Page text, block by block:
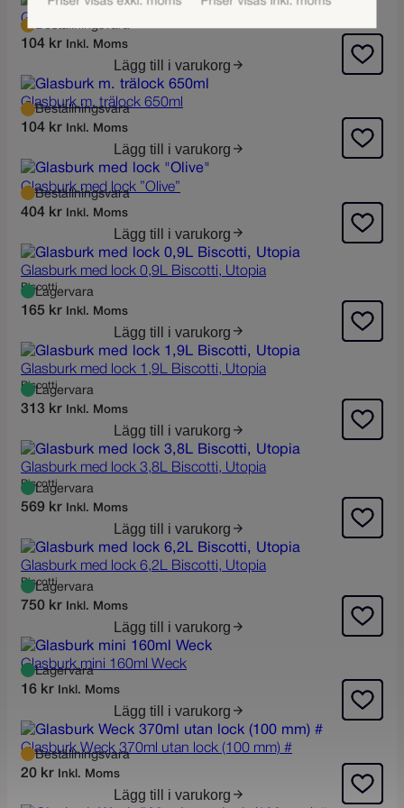
Glasburk m. trälock 500ml
Beställningsvara
104 kr Inkl. Moms
Lägg till i varukorg
Glasburk m. trälock 650ml
Beställningsvara
104 kr Inkl. Moms
Lägg till i varukorg
Glasburk med lock ”Olive”
Beställningsvara
404 kr Inkl. Moms
Lägg till i varukorg
Glasburk med lock 0,9L Biscotti, Utopia
Biscotti
Lagervara
165 kr Inkl. Moms
Lägg till i varukorg
Glasburk med lock 1,9L Biscotti, Utopia
Biscotti
Lagervara
313 kr Inkl. Moms
Lägg till i varukorg
Glasburk med lock 3,8L Biscotti, Utopia
Biscotti
Lagervara
569 kr Inkl. Moms
Lägg till i varukorg
Glasburk med lock 6,2L Biscotti, Utopia
Biscotti
Lagervara
750 kr Inkl. Moms
Lägg till i varukorg
Glasburk mini 160ml Weck
Lagervara
16 kr Inkl. Moms
Lägg till i varukorg
Glasburk Weck 370ml utan lock (100 mm) #
Beställningsvara
20 kr Inkl. Moms
Lägg till i varukorg